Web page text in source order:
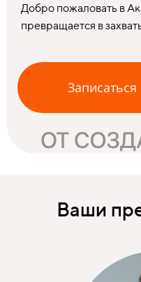
Добро пожаловать в
превращается в
Ваши